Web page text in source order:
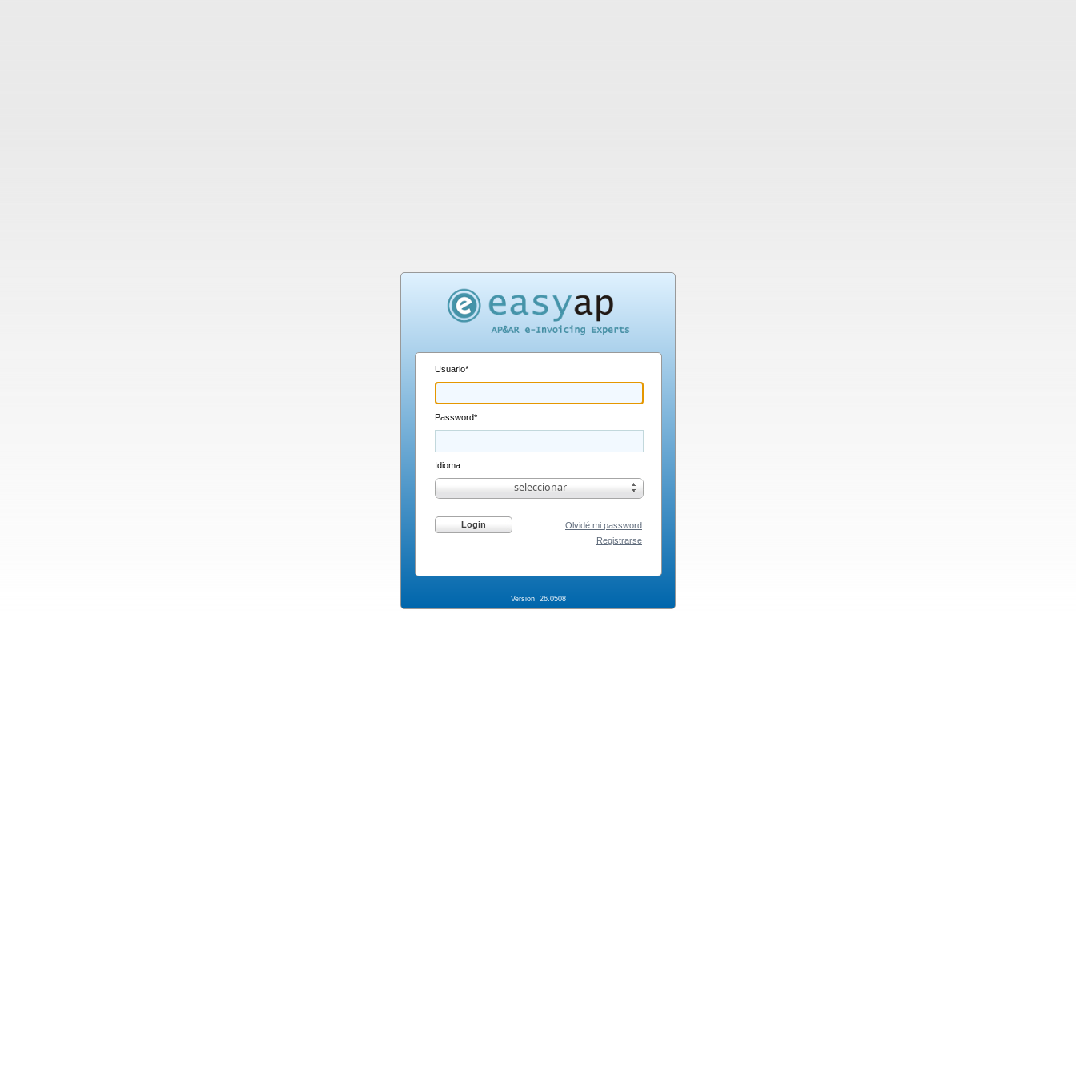
Usuario*
Password*
Idioma
--seleccionar--
Login
Olvidé mi password
Registrarse
Version 26.0508